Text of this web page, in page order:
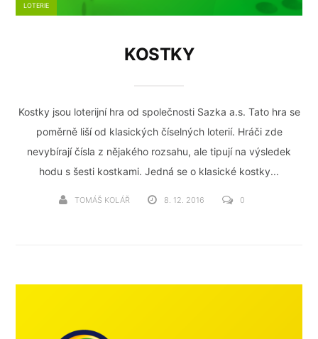
LOTERIE
KOSTKY
Kostky jsou loterijní hra od společnosti Sazka a.s. Tato hra se
poměrně liší od klasických číselných loterií. Hráči zde
nevybírají čísla z nějakého rozsahu, ale tipují na výsledek
hodu s šesti kostkami. Jedná se o klasické kostky...
TOMÁŠ KOLÁŘ 8. 12. 2016 0